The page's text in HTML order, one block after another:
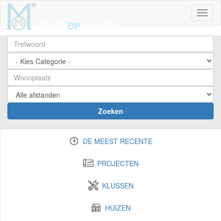
Zoeken
DE MEEST RECENTE
PROJECTEN
KLUSSEN
HUIZEN